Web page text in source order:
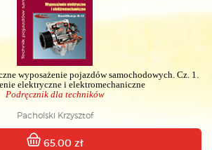
wyposażenie pojazdów samochodowych. Cz. 1.
elektryczne i elektromechaniczne
Podręcznik dla techników
Pacholski Krzysztof
65.00 zł